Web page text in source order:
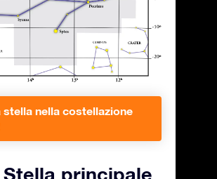
stella nella costellazione
Stella principale